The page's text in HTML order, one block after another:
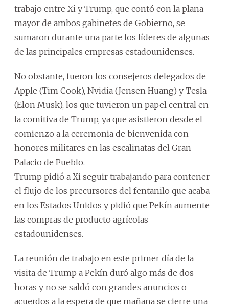
trabajo entre Xi y Trump, que contó con la plana
mayor de ambos gabinetes de Gobierno, se
sumaron durante una parte los líderes de algunas
de las principales empresas estadounidenses.
No obstante, fueron los consejeros delegados de
Apple (Tim Cook), Nvidia (Jensen Huang) y Tesla
(Elon Musk), los que tuvieron un papel central en
la comitiva de Trump, ya que asistieron desde el
comienzo a la ceremonia de bienvenida con
honores militares en las escalinatas del Gran
Palacio de Pueblo.
Trump pidió a Xi seguir trabajando para contener
el flujo de los precursores del fentanilo que acaba
en los Estados Unidos y pidió que Pekín aumente
las compras de producto agrícolas
estadounidenses.
La reunión de trabajo en este primer día de la
visita de Trump a Pekín duró algo más de dos
horas y no se saldó con grandes anuncios o
acuerdos a la espera de que mañana se cierre una